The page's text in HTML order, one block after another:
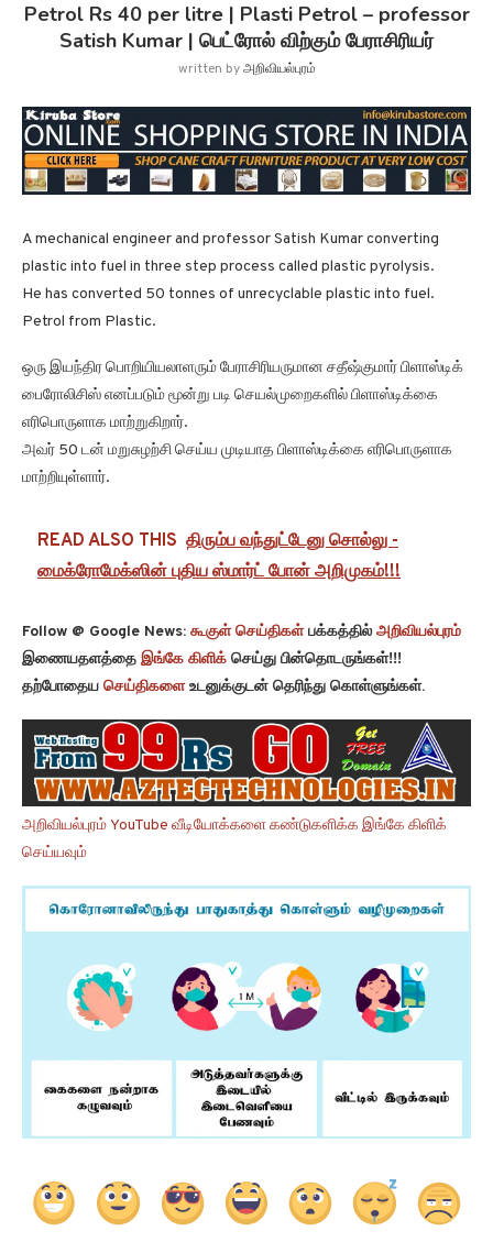
Petrol Rs 40 per litre | Plasti Petrol – professor
Satish Kumar | பெட்ரோல் விற்கும் பேராசிரியர்
written byஅறிவியல்புரம்
A mechanical engineer and professor Satish Kumar converting
plastic into fuel in three step process called plastic pyrolysis.
He has converted 50 tonnes of unrecyclable plastic into fuel.
Petrol from Plastic.
ஒரு இயந்திர பொறியியலாளரும் பேராசிரியருமான சதீஷ்குமார் பிளாஸ்டிக்
பைரோலிசிஸ் எனப்படும் மூன்று படி செயல்முறைகளில் பிளாஸ்டிக்கை
எரிபொருளாக மாற்றுகிறார்.
அவர் 50 டன் மறுசுழற்சி செய்ய முடியாத பிளாஸ்டிக்கை எரிபொருளாக
மாற்றியுள்ளார்.
READ ALSO THIS திரும்ப வந்துட்டேனு சொல்லு -
மைக்ரோமேக்ஸின் புதிய ஸ்மார்ட் போன் அறிமுகம்!!!
Follow @ Google News: கூகுள் செய்திகள்பக்கத்தில் அறிவியல்புரம்
இணையதளத்தை இங்கே கிளிக் செய்து பின்தொடருங்கள்!!!
தற்போதைய செய்திகளைஉடனுக்குடன் தெரிந்து கொள்ளுங்கள்.
அறிவியல்புரம் YouTube வீடியோக்களை கண்டுகளிக்க இங்கே கிளிக்
செய்யவும்